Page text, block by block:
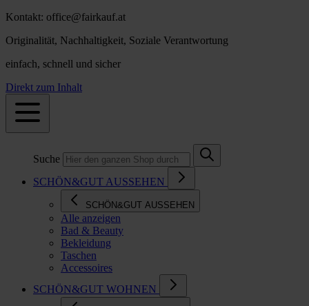
Kontakt: office@fairkauf.at
Originalität, Nachhaltigkeit, Soziale Verantwortung
einfach, schnell und sicher
Direkt zum Inhalt
Suche
SCHÖN&GUT AUSSEHEN
SCHÖN&GUT AUSSEHEN
Alle anzeigen
Bad & Beauty
Bekleidung
Taschen
Accessoires
SCHÖN&GUT WOHNEN